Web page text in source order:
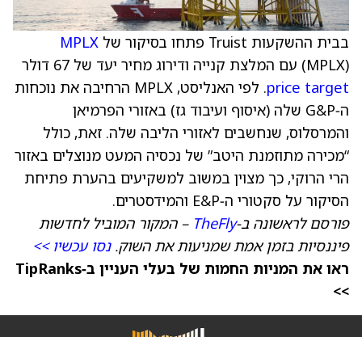
בבית ההשקעות Truist פתחו בסיקור של
MPLX
(MPLX) עם המלצת קנייה ודירוג מחיר יעד של 67 דולר
price target
. לפי האנליסט, MPLX הרחיבה את נוכחות
ה‑G&P שלה (איסוף ועיבוד גז) באזורי הפרמיאן
והמרסלוס, שנחשבים לאזורי הליבה שלה. זאת, כולל
“מכירה מתוזמנת היטב” של נכסיה המעט מנוצלים באזור
הרי הרוקי, כך מצוין במשוב למשקיעים בהערת פתיחת
הסיקור על סקטורי ה‑E&P והמידסטרים.
פורסם לראשונה ב‑TheFly – המקור המוביל לחדשות
פיננסיות בזמן אמת שמניעות את השוק.נסו עכשיו >>
ראו את המניות החמות של בעלי העניין ב‑TipRanks
>>